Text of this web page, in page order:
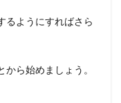
るようにすればさら
から始めましょう。